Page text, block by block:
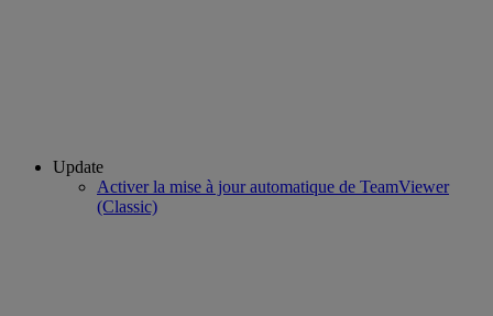
Update
Activer la mise à jour automatique de TeamViewer
(Classic)